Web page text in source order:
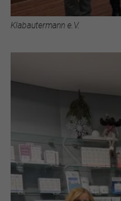
Klabautermann e.V.